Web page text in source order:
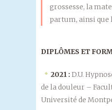
grossesse, la
partum, ainsi que
DIPLÔMES ET
2021 : D.U.
de la douleur –
Université de